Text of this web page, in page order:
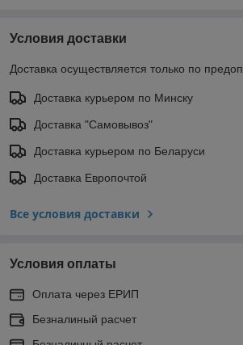
Условия доставки
Доставка осуществляется только по
Доставка курьером по Минску
Доставка "Самовывоз"
Доставка курьером по Беларуси
Доставка Европочтой
Все условия доставки
Условия оплаты
Оплата через ЕРИП
Безналиный расчет